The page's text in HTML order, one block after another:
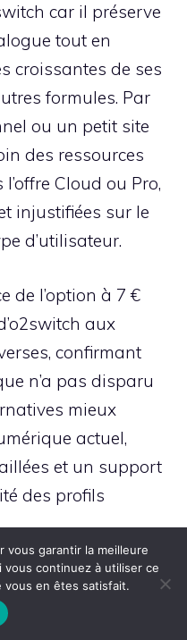
car il préserve
tout en
croissantes de ses
formules. Par
ou un petit site
des ressources
Cloud ou Pro,
injustifiées sur le
d’utilisateur.
de l’option à 7 €
aux
confirmant
n’a pas disparu
mieux
actuel,
et un support
des profils
:
et externe d’une
vous garantir la meilleure
continuez à utiliser ce
vous en êtes satisfait.